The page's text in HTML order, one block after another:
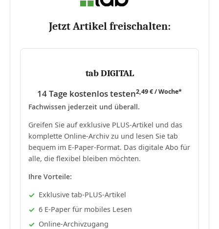
Jetzt Artikel freischalten:
tab DIGITAL
14 Tage kostenlos testen2,49 € / Woche*
Fachwissen jederzeit und überall.
Greifen Sie auf exklusive PLUS-Artikel und das
komplette Online-Archiv zu und lesen Sie tab
bequem im E-Paper-Format. Das digitale Abo für
alle, die flexibel bleiben möchten.
Ihre Vorteile:
Exklusive tab-PLUS-Artikel
6 E-Paper für mobiles Lesen
Online-Archivzugang